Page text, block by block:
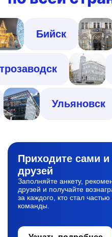
Бийск
Петрозаводск
Ульяновск
Приходите сами и
друзей
Заполняйте анкету,
друзей и получайте
за каждого, кто стал
команды.